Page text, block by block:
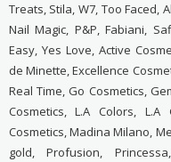
Treats, Stila, W7, Too Faced,
Nail Magic, P&P, Fabiani,
Easy, Yes Love, Active
de Minette, Excellence
Real Time, Go Cosmetics,
Cosmetics, L.A Colors,
Cosmetics, Madina Milano,
gold, Profusion,